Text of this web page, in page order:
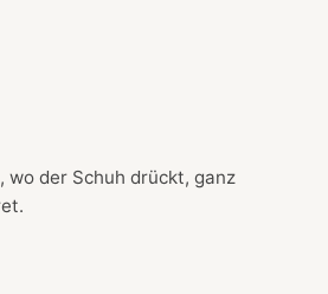
wo der Schuh drückt, ganz